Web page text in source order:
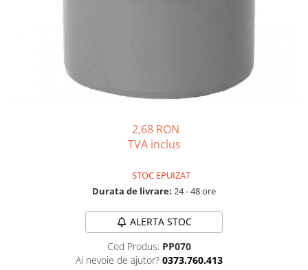
Distribuitoare si butelii de
Vase de expansiune termice
Producere apa calda menajera
Rezervoare de acumulare
Instant apa calda pe gaz / GPL
2,68 RON
TVA inclus
STOC EPUIZAT
Durata de livrare: 24 - 48 ore
ALERTA STOC
Cod Produs: PP070
Ai nevoie de ajutor? 0373.760.413